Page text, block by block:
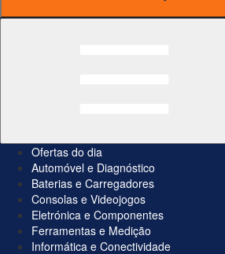
Ofertas do dia
Automóvel e Diagnóstico
Baterias e Carregadores
Consolas e Videojogos
Eletrónica e Componentes
Ferramentas e Medição
Informática e Conectividade